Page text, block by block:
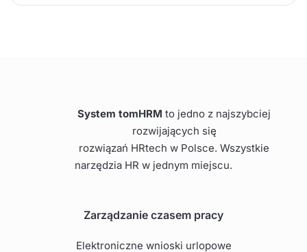
System tomHRM to jedno z najszybciej
rozwijających się
rozwiązań HRtech w Polsce. Wszystkie
narzędzia HR w jednym miejscu.
Zarządzanie czasem pracy
Elektroniczne wnioski urlopowe